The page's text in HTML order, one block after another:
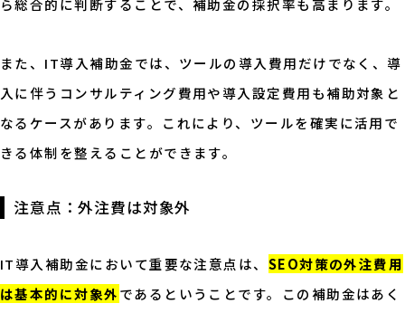
ら総合的に判断することで、補助金の採択率も高まります。
また、IT導入補助金では、ツールの導入費用だけでなく、導
入に伴うコンサルティング費用や導入設定費用も補助対象と
なるケースがあります。これにより、ツールを確実に活用で
きる体制を整えることができます。
注意点：外注費は対象外
IT導入補助金において重要な注意点は、 SEO対策の外注費用
は基本的に対象外であるということです。この補助金はあく